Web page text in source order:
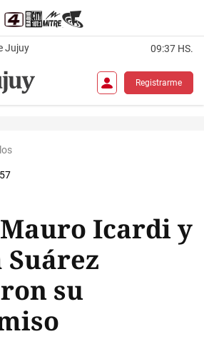
Jujuy 09:37 HS.
Registrarme
Icardi y
su